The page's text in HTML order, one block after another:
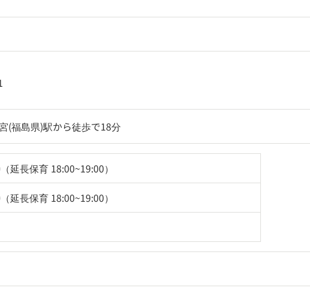
(福島県)駅から徒歩で18分
延長保育 18:00~19:00）
延長保育 18:00~19:00）